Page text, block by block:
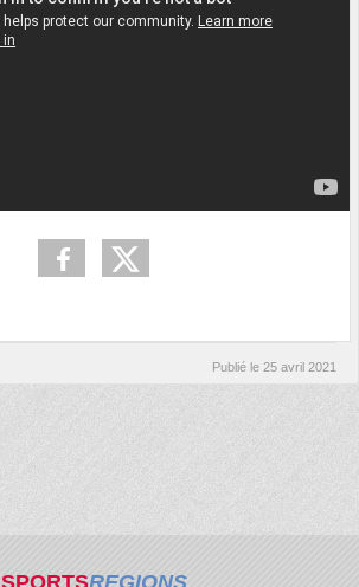
Publié le 25 avril 2021
SPORTSREGIONS